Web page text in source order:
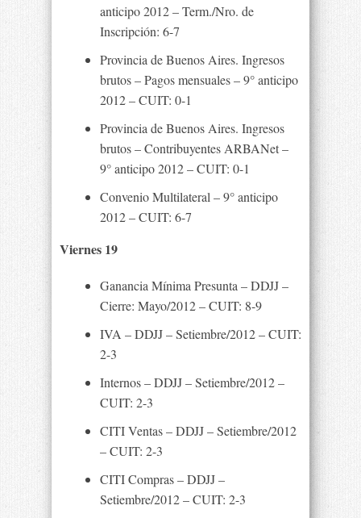
anticipo 2012 – Term./Nro. de
Inscripción: 6-7
Provincia de Buenos Aires. Ingresos
brutos – Pagos mensuales – 9° anticipo
2012 – CUIT: 0-1
Provincia de Buenos Aires. Ingresos
brutos – Contribuyentes ARBANet –
9° anticipo 2012 – CUIT: 0-1
Convenio Multilateral – 9° anticipo
2012 – CUIT: 6-7
Viernes 19
Ganancia Mínima Presunta – DDJJ –
Cierre: Mayo/2012 – CUIT: 8-9
IVA – DDJJ – Setiembre/2012 – CUIT:
2-3
Internos – DDJJ – Setiembre/2012 –
CUIT: 2-3
CITI Ventas – DDJJ – Setiembre/2012
– CUIT: 2-3
CITI Compras – DDJJ –
Setiembre/2012 – CUIT: 2-3